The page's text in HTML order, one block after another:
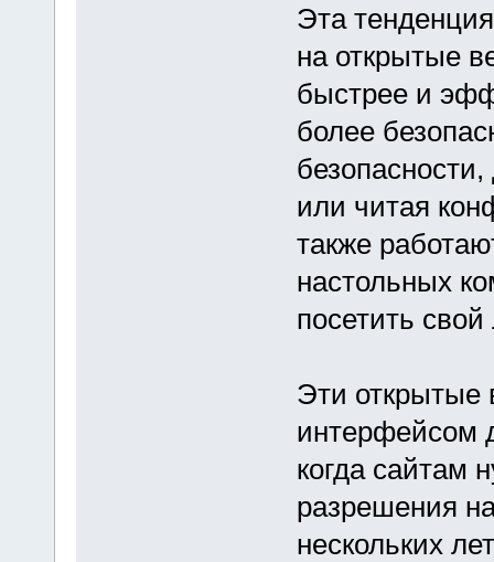
Эта
на открытые
быстрее и
более
или читая
также
настольных
посетить
Эти открытые
интерфейсом
когда сайтам
разрешения
нескольких